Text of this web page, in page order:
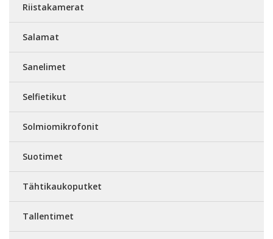
Riistakamerat
Salamat
Sanelimet
Selfietikut
Solmiomikrofonit
Suotimet
Tähtikaukoputket
Tallentimet